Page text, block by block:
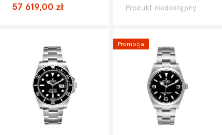
57 619,00 zł Produkt niedostępny
Promocja